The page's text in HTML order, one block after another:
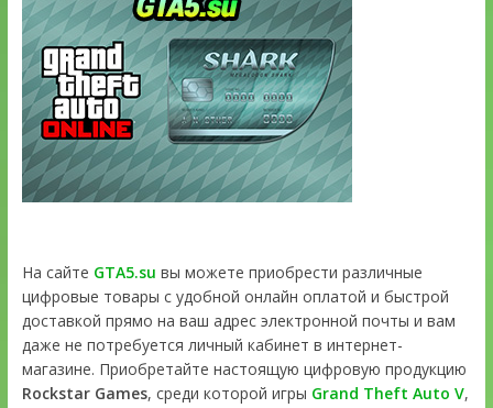
На сайте GTA5.su вы можете приобрести различные
цифровые товары с удобной онлайн оплатой и быстрой
доставкой прямо на ваш адрес электронной почты и вам
даже не потребуется личный кабинет в интернет-
магазине. Приобретайте настоящую цифровую продукцию
Rockstar Games, среди которой игры Grand Theft Auto V,